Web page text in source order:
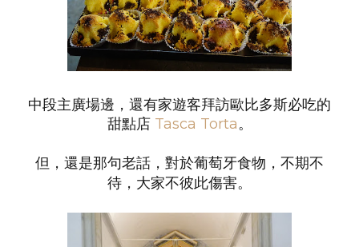
中段主廣場邊，還有家遊客拜訪歐比多斯必吃的
甜點店 Tasca Torta。
但，還是那句老話，對於葡萄牙食物，不期不
待，大家不彼此傷害。